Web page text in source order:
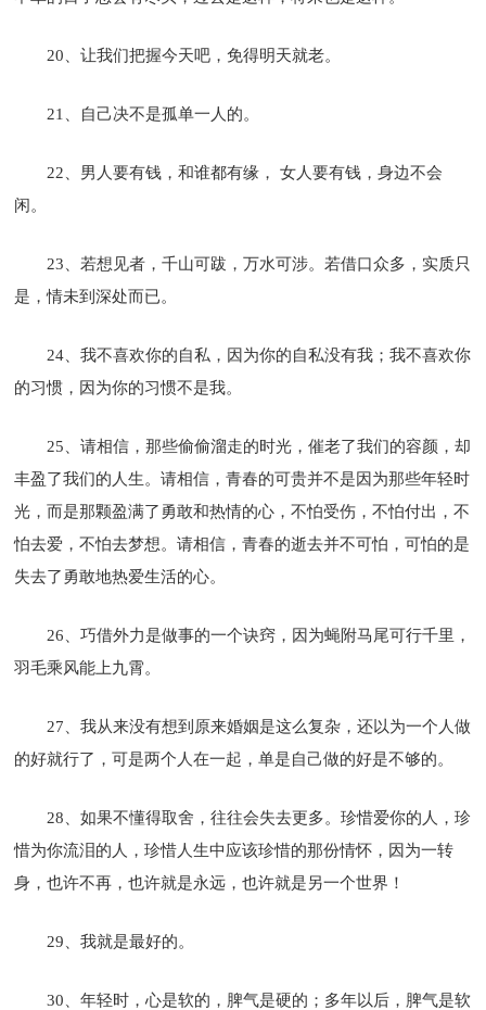
20、让我们把握今天吧，免得明天就老。
21、自己决不是孤单一人的。
22、男人要有钱，和谁都有缘， 女人要有钱，身边不会
闲。
23、若想见者，千山可跋，万水可涉。若借口众多，实质只
是，情未到深处而已。
24、我不喜欢你的自私，因为你的自私没有我；我不喜欢你
的习惯，因为你的习惯不是我。
25、请相信，那些偷偷溜走的时光，催老了我们的容颜，却
丰盈了我们的人生。请相信，青春的可贵并不是因为那些年轻时
光，而是那颗盈满了勇敢和热情的心，不怕受伤，不怕付出，不
怕去爱，不怕去梦想。请相信，青春的逝去并不可怕，可怕的是
失去了勇敢地热爱生活的心。
26、巧借外力是做事的一个诀窍，因为蝇附马尾可行千里，
羽毛乘风能上九霄。
27、我从来没有想到原来婚姻是这么复杂，还以为一个人做
的好就行了，可是两个人在一起，单是自己做的好是不够的。
28、如果不懂得取舍，往往会失去更多。珍惜爱你的人，珍
惜为你流泪的人，珍惜人生中应该珍惜的那份情怀，因为一转
身，也许不再，也许就是永远，也许就是另一个世界！
29、我就是最好的。
30、年轻时，心是软的，脾气是硬的；多年以后，脾气是软